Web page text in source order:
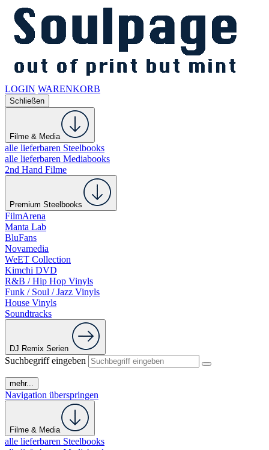
LOGIN WARENKORB
Schließen
Filme & Media
alle lieferbaren Steelbooks
alle lieferbaren Mediabooks
2nd Hand Filme
Premium Steelbooks
FilmArena
Manta Lab
BluFans
Novamedia
WeET Collection
Kimchi DVD
R&B / Hip Hop Vinyls
Funk / Soul / Jazz Vinyls
House Vinyls
Soundtracks
DJ Remix Serien
Suchbegriff eingeben
mehr...
Navigation überspringen
Filme & Media
alle lieferbaren Steelbooks